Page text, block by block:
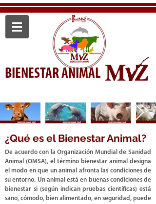
BIENESTAR ANIMAL
¿Qué es el Bienestar Animal?
De acuerdo con la Organización Mundial de Sanidad
Animal (OMSA), el término bienestar animal designa
el modo en que un animal afronta las condiciones de
su entorno. Un animal está en buenas condiciones de
bienestar si (según indican pruebas científicas) está
sano, cómodo, bien alimentado, en seguridad, puede